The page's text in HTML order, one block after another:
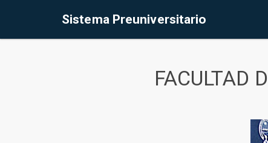
Sistema Preuniversitario
FACULTAD